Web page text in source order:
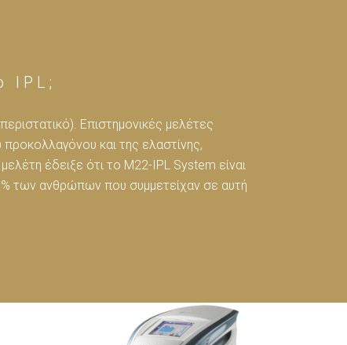
IPL;
Επιστημονικές μελέτες
και της ελαστίνης,
έδειξε ότι το M22-IPL System είναι
των ανθρώπων που συμμετείχαν σε αυτή